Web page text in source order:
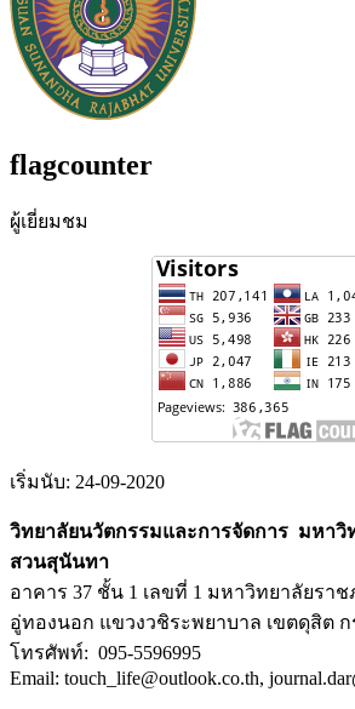
flagcounter
ผู้เยี่ยมชม
เริ่มนับ: 24-09-2020
วิทยาลัยนวัตกรรมและการจัดการ มหาวิ
สวนสุนันทา
อาคาร 37 ชั้น 1 เลขที่ 1 มหาวิทยาลัยร
อู่ทองนอก แขวงวชิระพยาบาล เขตดุสิต ก
โทรศัพท์: 095-5596995
Email: touch_life@outlook.co.th,